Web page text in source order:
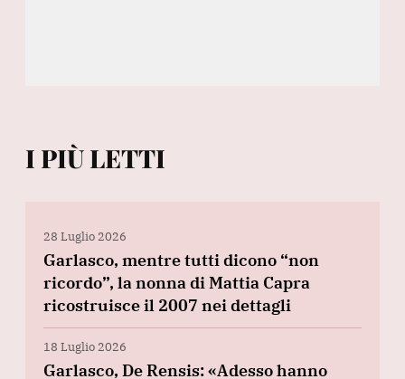
I PIÙ LETTI
28 Luglio 2026
Garlasco, mentre tutti dicono “non
ricordo”, la nonna di Mattia Capra
ricostruisce il 2007 nei dettagli
18 Luglio 2026
Garlasco, De Rensis: «Adesso hanno